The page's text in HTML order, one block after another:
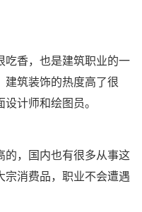
香，也是建筑职业的一
建筑装饰的热度高了很
计师和绘图员。
，国内也有很多从事这
消费品，职业不会遭遇